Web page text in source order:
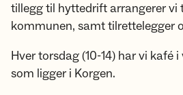
tillegg til hyttedrift arrangerer vi
kommunen, samt tilrettelegger
Hver torsdag (10-14) har vi kafé
som ligger i Korgen.